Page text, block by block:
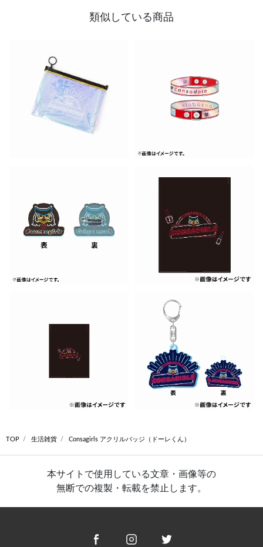
類似している商品
TOP 生活雑貨 Consagirls アクリルバッジ（ドーレくん）
本サイトで使用している文章・画像等の
無断での複製・転載を禁止します。